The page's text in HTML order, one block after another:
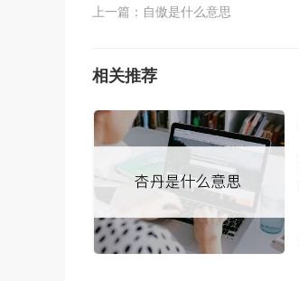
上一篇： 自傲是什么意思
相关推荐